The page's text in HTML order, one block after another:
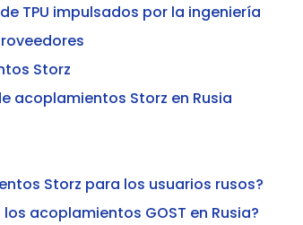
TPU impulsados ​​por la ingeniería
Storz
acoplamientos Storz en Rusia
Storz para los usuarios rusos?
acoplamientos GOST en Rusia?